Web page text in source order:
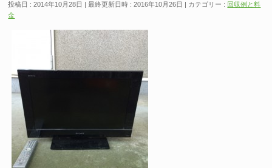
投稿日 : 2014年10月28日 最終更新日時 : 2016年10月26日 カテゴリー : 回収例と料
金